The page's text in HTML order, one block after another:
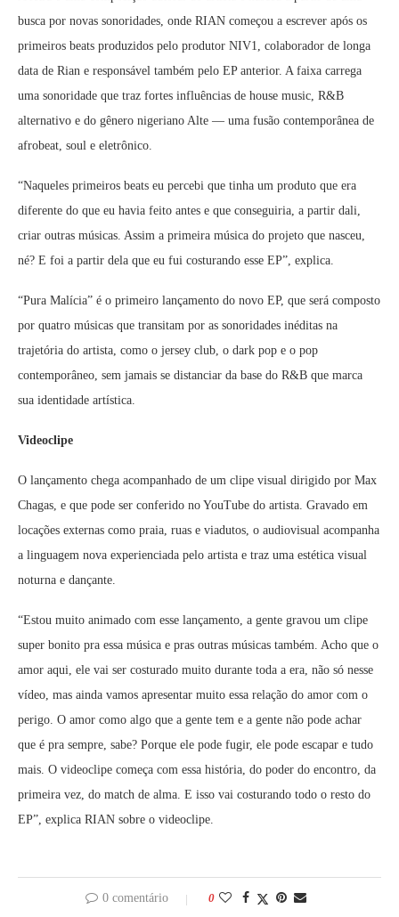
busca por novas sonoridades, onde RIAN começou a escrever após os
primeiros beats produzidos pelo produtor NIV1, colaborador de longa
data de Rian e responsável também pelo EP anterior. A faixa carrega
uma sonoridade que traz fortes influências de house music, R&B
alternativo e do gênero nigeriano Alte — uma fusão contemporânea de
afrobeat, soul e eletrônico.
“Naqueles primeiros beats eu percebi que tinha um produto que era
diferente do que eu havia feito antes e que conseguiria, a partir dali,
criar outras músicas. Assim a primeira música do projeto que nasceu,
né? E foi a partir dela que eu fui costurando esse EP”, explica.
“Pura Malícia” é o primeiro lançamento do novo EP, que será composto
por quatro músicas que transitam por as sonoridades inéditas na
trajetória do artista, como o jersey club, o dark pop e o pop
contemporâneo, sem jamais se distanciar da base do R&B que marca
sua identidade artística.
Videoclipe
O lançamento chega acompanhado de um clipe visual dirigido por Max
Chagas, e que pode ser conferido no YouTube do artista. Gravado em
locações externas como praia, ruas e viadutos, o audiovisual acompanha
a linguagem nova experienciada pelo artista e traz uma estética visual
noturna e dançante.
“Estou muito animado com esse lançamento, a gente gravou um clipe
super bonito pra essa música e pras outras músicas também. Acho que o
amor aqui, ele vai ser costurado muito durante toda a era, não só nesse
vídeo, mas ainda vamos apresentar muito essa relação do amor com o
perigo. O amor como algo que a gente tem e a gente não pode achar
que é pra sempre, sabe? Porque ele pode fugir, ele pode escapar e tudo
mais. O videoclipe começa com essa história, do poder do encontro, da
primeira vez, do match de alma. E isso vai costurando todo o resto do
EP”, explica RIAN sobre o videoclipe.
0 comentário 0